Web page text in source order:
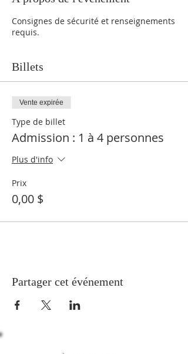
Consignes de sécurité et renseignements
requis.
Billets
Vente expirée
Type de billet
Admission : 1 à 4 personnes
Plus d'info
Prix
0,00 $
Partager cet événement